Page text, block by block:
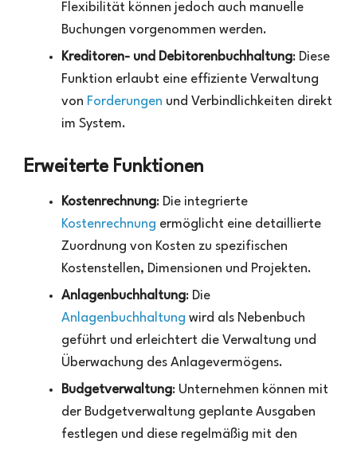
Flexibilität können jedoch auch manuelle
Buchungen vorgenommen werden.
Kreditoren- und Debitorenbuchhaltung: Diese
Funktion erlaubt eine effiziente Verwaltung
von Forderungen und Verbindlichkeiten direkt
im System.
Erweiterte Funktionen
Kostenrechnung: Die integrierte
Kostenrechnung ermöglicht eine detaillierte
Zuordnung von Kosten zu spezifischen
Kostenstellen, Dimensionen und Projekten.
Anlagenbuchhaltung: Die
Anlagenbuchhaltung wird als Nebenbuch
geführt und erleichtert die Verwaltung und
Überwachung des Anlagevermögens.
Budgetverwaltung: Unternehmen können mit
der Budgetverwaltung geplante Ausgaben
festlegen und diese regelmäßig mit den